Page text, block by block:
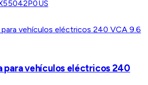
para vehículos eléctricos 240